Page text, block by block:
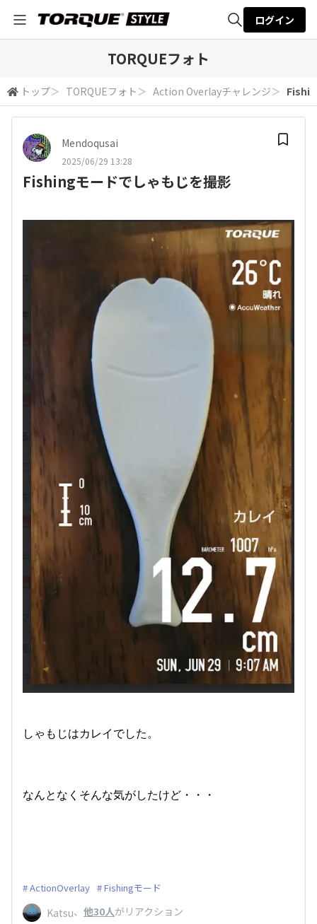
検索
ログイン
TORQUEフォト
トップ＞ TORQUEフォト ＞ Action Overlayチャレンジ＞
Mendoqusai
2025/06/29 13:28
Fishingモードでしゃもじを撮影
しゃもじはカレイでした。
なんとなくそんな気がしたけど・・・
ActionOverlay Fishingモード
Katsu、 他30人がリアクション